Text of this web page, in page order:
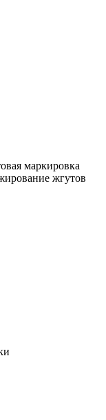
маркировка
жгутов